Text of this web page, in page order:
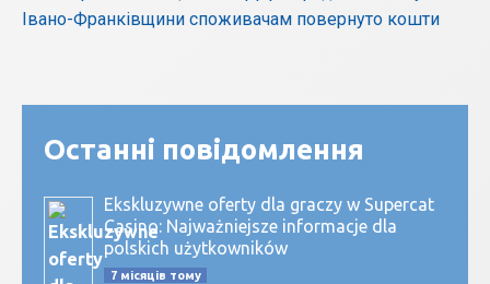
Останні повідомлення
Ekskluzywne oferty dla graczy w Supercat
Casino: Najważniejsze informacje dla
polskich użytkowników
7 місяців тому